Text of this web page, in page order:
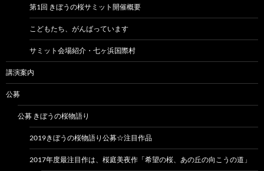
第1回 きぼうの桜サミット開催概要
こどもたち、がんばっています
サミット会場紹介・七ヶ浜国際村
講演案内
公募
公募 きぼうの桜物語り
2019きぼうの桜物語り公募☆注目作品
2017年度最注目作は、桜庭美夜作「希望の桜、あの丘の向こうの道」